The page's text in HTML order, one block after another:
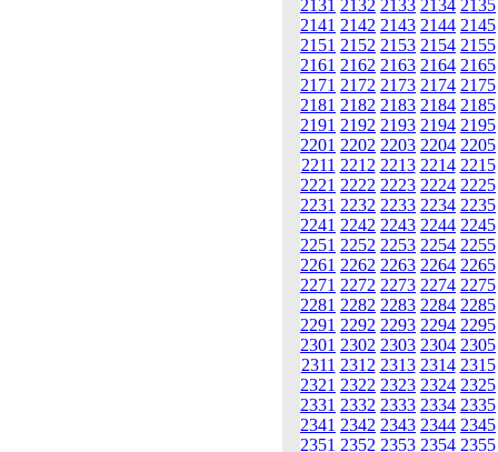
2131 2132 2133 2134 2135
2141 2142 2143 2144 2145
2151 2152 2153 2154 2155
2161 2162 2163 2164 2165
2171 2172 2173 2174 2175
2181 2182 2183 2184 2185
2191 2192 2193 2194 2195
2201 2202 2203 2204 2205
2211 2212 2213 2214 2215
2221 2222 2223 2224 2225
2231 2232 2233 2234 2235
2241 2242 2243 2244 2245
2251 2252 2253 2254 2255
2261 2262 2263 2264 2265
2271 2272 2273 2274 2275
2281 2282 2283 2284 2285
2291 2292 2293 2294 2295
2301 2302 2303 2304 2305
2311 2312 2313 2314 2315
2321 2322 2323 2324 2325
2331 2332 2333 2334 2335
2341 2342 2343 2344 2345
2351 2352 2353 2354 2355